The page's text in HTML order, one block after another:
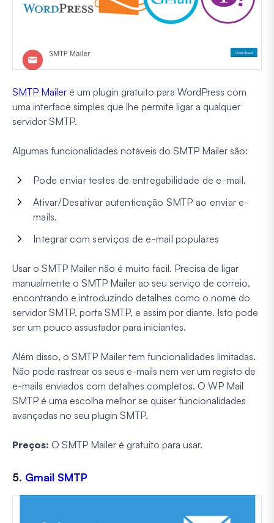
SMTP Mailer é um plugin gratuito para WordPress com
uma interface simples que lhe permite ligar a qualquer
servidor SMTP.
Algumas funcionalidades notáveis do SMTP Mailer são:
Pode enviar testes de entregabilidade de e-mail.
Ativar/Desativar autenticação SMTP ao enviar e-
mails.
Integrar com serviços de e-mail populares
Usar o SMTP Mailer não é muito fácil. Precisa de ligar
manualmente o SMTP Mailer ao seu serviço de correio,
encontrando e introduzindo detalhes como o nome do
servidor SMTP, porta SMTP, e assim por diante. Isto pode
ser um pouco assustador para iniciantes.
Além disso, o SMTP Mailer tem funcionalidades limitadas.
Não pode rastrear os seus e-mails nem ver um registo de
e-mails enviados com detalhes completos. O WP Mail
SMTP é uma escolha melhor se quiser funcionalidades
avançadas no seu plugin SMTP.
Preços: O SMTP Mailer é gratuito para usar.
5. Gmail SMTP